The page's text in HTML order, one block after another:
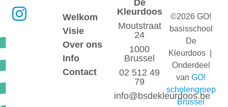
Welkom
Visie
Over ons
Info
Contact
De
Kleurdoos
Moutstraat
24
1000
Brussel
02 512 49
79
info@bsdekleurdoos.be
©2026 GO!
basisschool
De
Kleurdoos |
Onderdeel
vanGO!
scholengroep
Brussel